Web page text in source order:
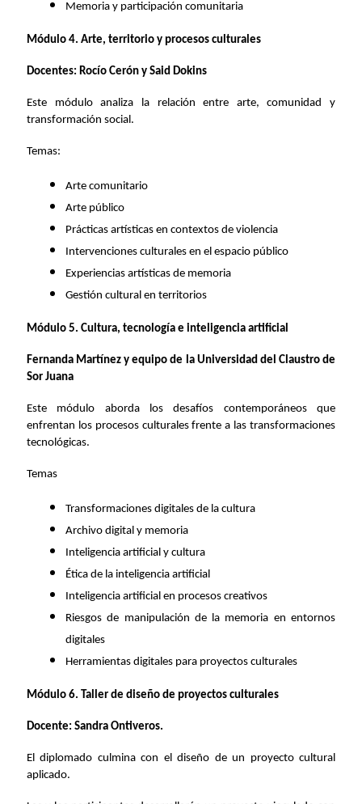
Memoria y participación comunitaria
Módulo 4. Arte, territorio y procesos culturales
Docentes: Rocío Cerón y Said Dokins
Este módulo analiza la relación entre arte, comunidad y
transformación social.
Temas:
Arte comunitario
Arte público
Prácticas artísticas en contextos de violencia
Intervenciones culturales en el espacio público
Experiencias artísticas de memoria
Gestión cultural en territorios
Módulo 5. Cultura, tecnología e inteligencia artificial
Fernanda Martínez y equipo de la Universidad del Claustro de
Sor Juana
Este módulo aborda los desafíos contemporáneos que
enfrentan los procesos culturales frente a las transformaciones
tecnológicas.
Temas
Transformaciones digitales de la cultura
Archivo digital y memoria
Inteligencia artificial y cultura
Ética de la inteligencia artificial
Inteligencia artificial en procesos creativos
Riesgos de manipulación de la memoria en entornos
digitales
Herramientas digitales para proyectos culturales
Módulo 6. Taller de diseño de proyectos culturales
Docente: Sandra Ontiveros.
El diplomado culmina con el diseño de un proyecto cultural
aplicado.